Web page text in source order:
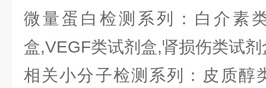
微量蛋白检测系列：白介素
盒,VEGF类试剂盒,肾损伤类试剂
相关小分子检测系列：皮质醇